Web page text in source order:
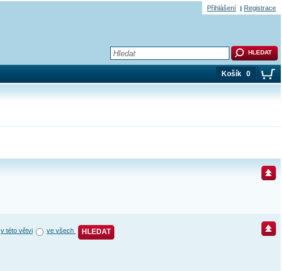
v této větvi ve všech HLEDAT
Košík 0
Přihlášení Registrace